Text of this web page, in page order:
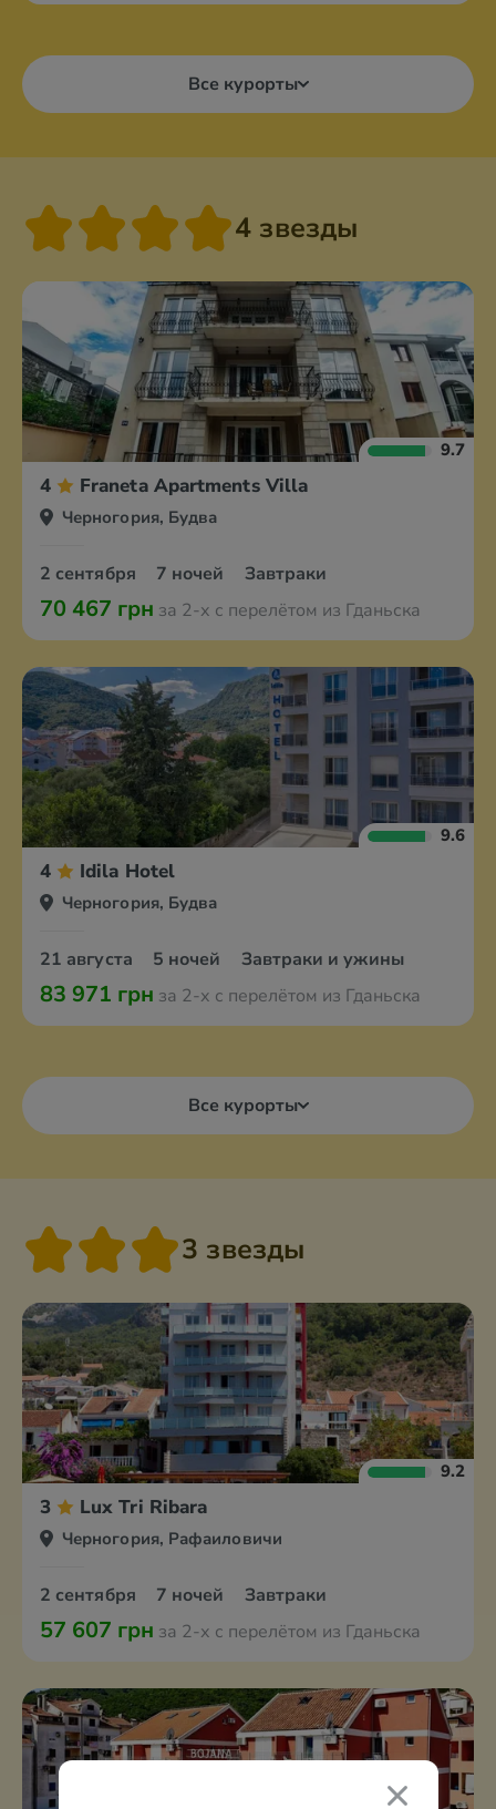
Все курорты
4 звезды
9.7
4 Franeta Apartments Villa
Черногория, Будва
2 сентября 7 ночей Завтраки
70 467 грн за 2-х с перелётом из Гданьска
9.6
4 Idila Hotel
Черногория, Будва
21 августа 5 ночей Завтраки и ужины
83 971 грн за 2-х с перелётом из Гданьска
Все курорты
3 звезды
9.2
3 Lux Tri Ribara
Черногория, Рафаиловичи
2 сентября 7 ночей Завтраки
57 607 грн за 2-х с перелётом из Гданьска